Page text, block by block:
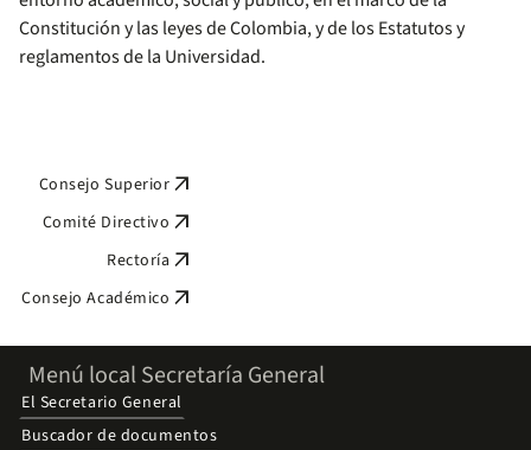
Constitución y las leyes de Colombia, y de los Estatutos y
reglamentos de la Universidad.
Consejo Superior arrow_outward
Comité Directivo arrow_outward
Rectoría arrow_outward
Consejo Académico arrow_outward
Menú local Secretaría General
El Secretario General
Buscador de documentos